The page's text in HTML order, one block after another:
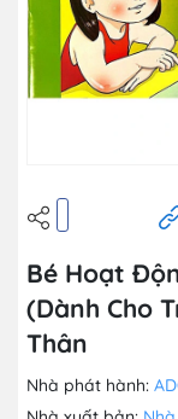
Bé Hoạt
(Dành Cho
Thân
Nhà phát hành: